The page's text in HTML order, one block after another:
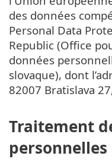
des données
Personal Data
Republic (Office
données
slovaque), dont
82007 Bratislava
Traitement
personnelles